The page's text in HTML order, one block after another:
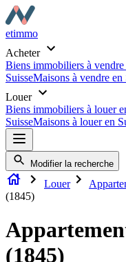
etimmo
Acheter
Biens immobiliers à vendre
SuisseMaisons à vendre en
Louer
Biens immobiliers à louer
SuisseMaisons à louer en
Modifier la recherche
Louer
(1845)
(1845)